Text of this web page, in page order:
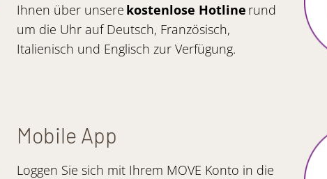
Ihnen über unsere kostenlose Hotline rund
um die Uhr auf Deutsch, Französisch,
Italienisch und Englisch zur Verfügung.
Mobile App
Loggen Sie sich mit Ihrem MOVE Konto in die